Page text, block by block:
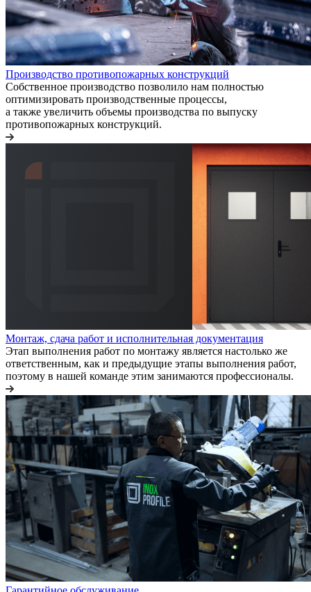
Производство противопожарных конструкций
Собственное производство позволило нам полностью
оптимизировать производственные процессы,
а также увеличить объемы производства по выпуску
противопожарных конструкций.
Монтаж, сдача работ и исполнительная документация
Этап выполнения работ по монтажу является настолько же
ответственным, как и предыдущие этапы выполнения работ,
поэтому в нашей команде этим занимаются профессионалы.